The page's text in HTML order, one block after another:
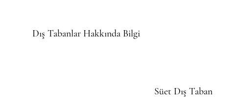
Dış Tabanlar Hakkında Bilgi
Süet Dış Taban